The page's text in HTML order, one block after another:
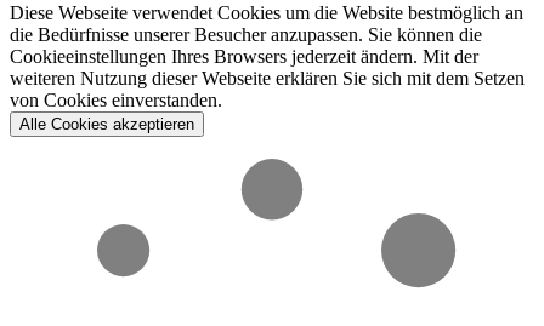
Diese Webseite verwendet Cookies um die Website bestmöglich an
die Bedürfnisse unserer Besucher anzupassen. Sie können die
Cookieeinstellungen Ihres Browsers jederzeit ändern. Mit der
weiteren Nutzung dieser Webseite erklären Sie sich mit dem Setzen
von Cookies einverstanden.
Alle Cookies akzeptieren